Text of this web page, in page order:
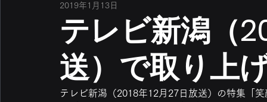
テレビ新潟（
送）で取り上
2019年1月13日
テレビ新潟（2018年12月27日放送）の特集「